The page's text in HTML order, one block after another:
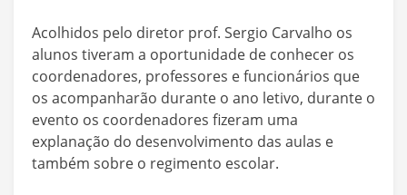
Acolhidos pelo diretor prof. Sergio Carvalho os
alunos tiveram a oportunidade de conhecer os
coordenadores, professores e funcionários que
os acompanharão durante o ano letivo, durante o
evento os coordenadores fizeram uma
explanação do desenvolvimento das aulas e
também sobre o regimento escolar.